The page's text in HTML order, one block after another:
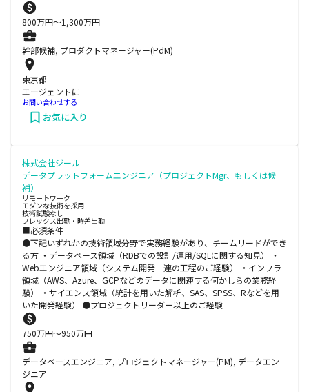
800万円〜1,300万円
幹部候補, プロダクトマネージャー(PdM)
東京都
エージェントに
お問い合わせする
お気に入り
株式会社ジール
データプラットフォームエンジニア（プロジェクトMgr、もしくは候
補）
リモートワーク
モダンな技術を採用
技術試験なし
フレックス出勤・時差出勤
■必須条件
●下記いずれかの技術領域分野で実務経験があり、チームリードができ
る方 ・データベース領域（RDBでの設計/運用/SQLに関する知見） ・
Webエンジニア領域（システム開発一連の工程のご経験） ・インフラ
領域（AWS、Azure、GCPなどのデータに関連する何かしらの業務経
験） ・サイエンス領域（統計を用いた解析、SAS、SPSS、Rなどを用
いた開発経験） ●プロジェクトリーダー以上のご経験
750万円〜950万円
データベースエンジニア, プロジェクトマネージャー(PM), データエン
ジニア